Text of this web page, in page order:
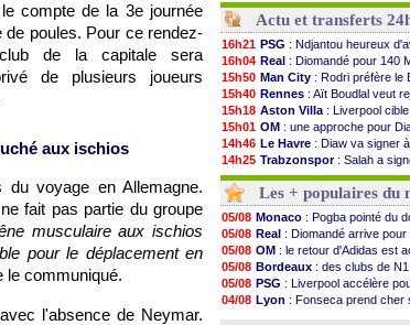
compte de la 3e journée
de poules. Pour ce rendez-
de la capitale sera
de plusieurs joueurs
aux ischios
voyage en Allemagne.
fait pas partie du groupe
musculaire aux ischios
pour le déplacement en
le communiqué.
l'absence de Neymar.
Actu et transferts
16h21 PSG : Ndjantou heureux
16h04 Real : Diomandé pour 140
15h50 Man City : Rodri préfère le
15h40 Rennes : Aït Boudlal veut
15h18 Aston Villa : Liverpool
15h01 OM : une approche pour
14h46 Le Havre : Diaw va signer
14h25 Trabzonspor : Salah a
14h12 Bordeaux: les mots de
13h51
FIFA: Al-Khelaïfi président
13h29 Fenerbahçe: Greenwood
13h11
Bordeaux : Mavuba n'est
12h46
Galatasaray: Milan rejette
12h28
Southampton : D. Traoré
12h10
Real: Vinicius tout proche
11h58
VIDEO: un accueil
11h35
Real : Diomandé attendu
Les + populaires du
05/08 Monaco : Pogba pointé du
05/08 Real : Diomandé arrive pour
05/08 OM : le retour d'Adidas est
05/08 Bordeaux : des clubs de
05/08 PSG : Liverpool accélère
04/08 Lyon : Fonseca prend cher